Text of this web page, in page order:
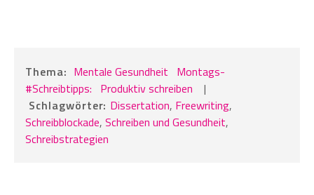
Thema: Mentale Gesundheit Montags-
#Schreibtipps: Produktiv schreiben
|
Schlagwörter: Dissertation, Freewriting,
Schreibblockade, Schreiben und Gesundheit,
Schreibstrategien